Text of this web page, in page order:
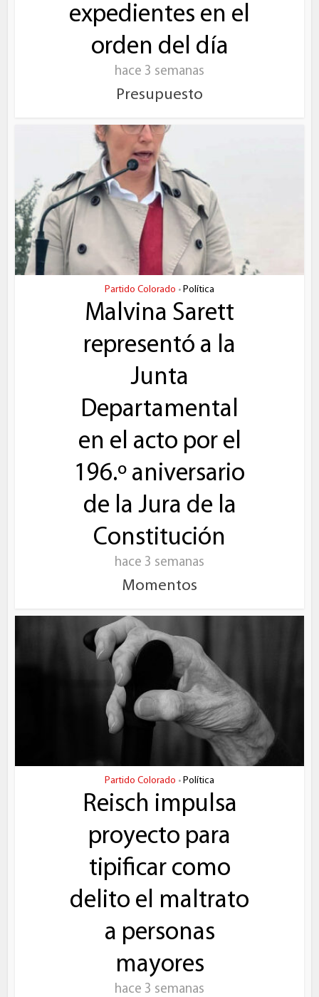
expedientes en el
orden del día
hace 3 semanas
Presupuesto
Partido Colorado • Política
Malvina Sarett
representó a la
Junta
Departamental
en el acto por el
196.º aniversario
de la Jura de la
Constitución
hace 3 semanas
Momentos
Partido Colorado • Política
Reisch impulsa
proyecto para
tipificar como
delito el maltrato
a personas
mayores
hace 3 semanas